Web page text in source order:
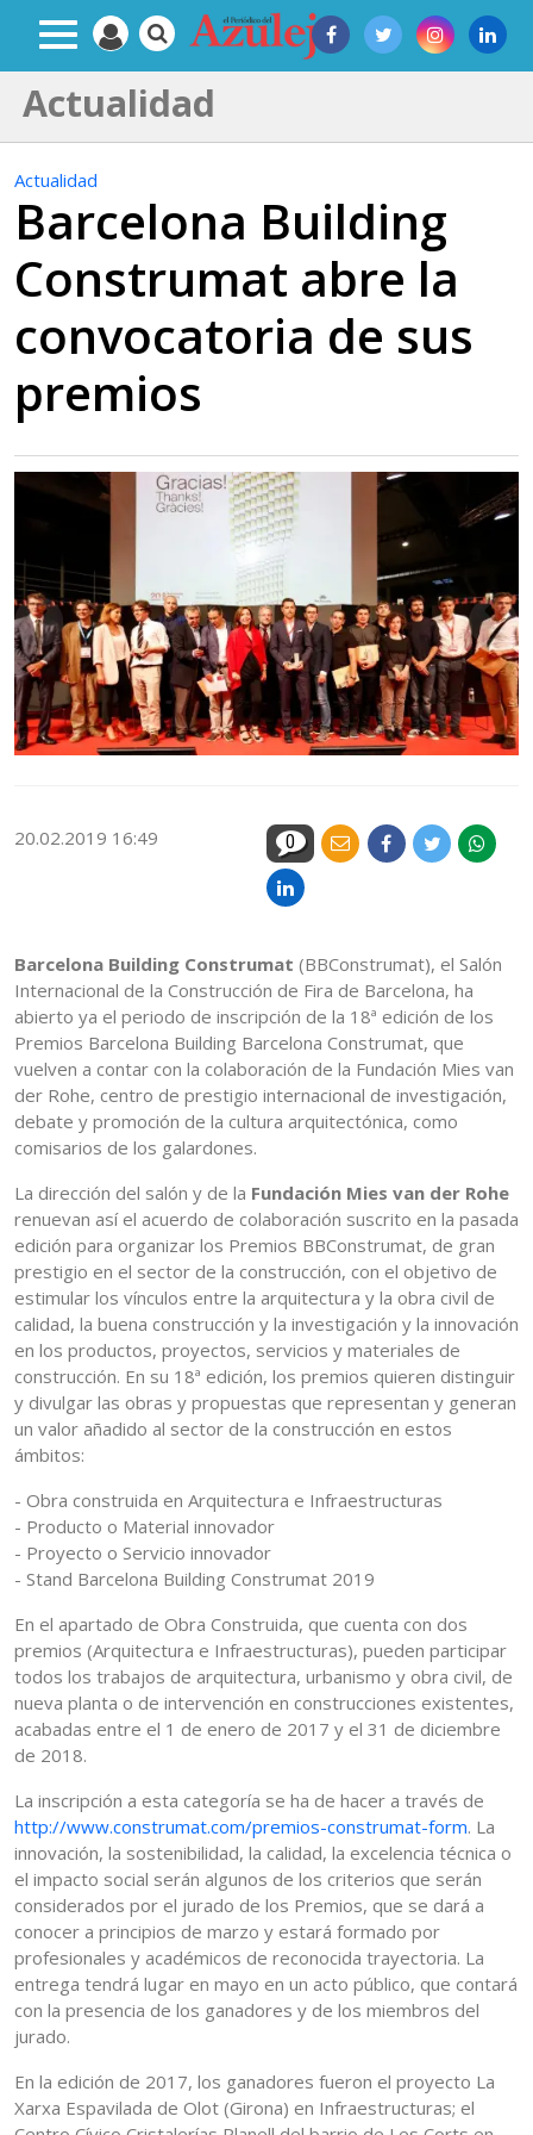
Actualidad
Actualidad
Barcelona Building
Construmat abre la
convocatoria de sus
premios
20.02.2019 16:49 0
Barcelona Building Construmat (BBConstrumat), el Salón
Internacional de la Construcción de Fira de Barcelona, ha
abierto ya el periodo de inscripción de la 18ª edición de los
Premios Barcelona Building Barcelona Construmat, que
vuelven a contar con la colaboración de la Fundación Mies van
der Rohe, centro de prestigio internacional de investigación,
debate y promoción de la cultura arquitectónica, como
comisarios de los galardones.
La dirección del salón y de la Fundación Mies van der Rohe
renuevan así el acuerdo de colaboración suscrito en la pasada
edición para organizar los Premios BBConstrumat, de gran
prestigio en el sector de la construcción, con el objetivo de
estimular los vínculos entre la arquitectura y la obra civil de
calidad, la buena construcción y la investigación y la innovación
en los productos, proyectos, servicios y materiales de
construcción. En su 18ª edición, los premios quieren distinguir
y divulgar las obras y propuestas que representan y generan
un valor añadido al sector de la construcción en estos
ámbitos:
- Obra construida en Arquitectura e Infraestructuras
- Producto o Material innovador
- Proyecto o Servicio innovador
- Stand Barcelona Building Construmat 2019
En el apartado de Obra Construida, que cuenta con dos
premios (Arquitectura e Infraestructuras), pueden participar
todos los trabajos de arquitectura, urbanismo y obra civil, de
nueva planta o de intervención en construcciones existentes,
acabadas entre el 1 de enero de 2017 y el 31 de diciembre
de 2018.
La inscripción a esta categoría se ha de hacer a través de
http://www.construmat.com/premios-construmat-form. La
innovación, la sostenibilidad, la calidad, la excelencia técnica o
el impacto social serán algunos de los criterios que serán
considerados por el jurado de los Premios, que se dará a
conocer a principios de marzo y estará formado por
profesionales y académicos de reconocida trayectoria. La
entrega tendrá lugar en mayo en un acto público, que contará
con la presencia de los ganadores y de los miembros del
jurado.
En la edición de 2017, los ganadores fueron el proyecto La
Xarxa Espavilada de Olot (Girona) en Infraestructuras; el